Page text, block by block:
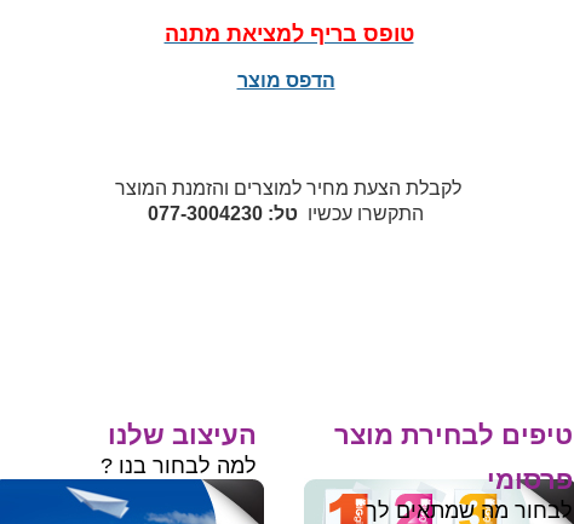
טופס בריף למציאת מתנה
הדפס מוצר
לקבלת הצעת מחיר למוצרים והזמנת המוצר
התקשרו עכשיו טל: 077-3004230
טיפים לבחירת מוצר
פרסומי
לבחור מה שמתאים לך
העיצוב שלנו
למה לבחור בנו ?